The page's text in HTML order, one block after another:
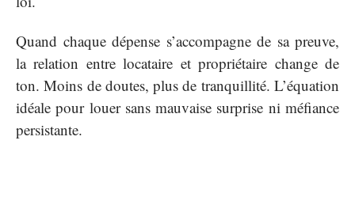
Quand chaque dépense s’accompagne de sa preuve,
la relation entre locataire et propriétaire change de
ton. Moins de doutes, plus de tranquillité. L’équation
idéale pour louer sans mauvaise surprise ni méfiance
persistante.